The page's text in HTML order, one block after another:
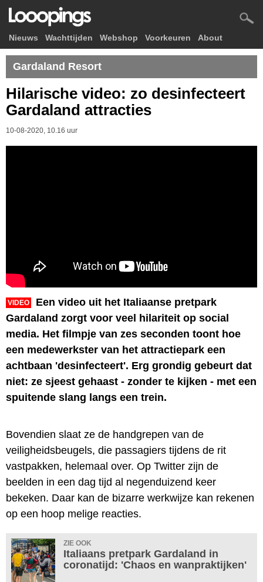
Nieuws Wachttijden Webshop Voorkeuren About
Gardaland Resort
Hilarische video: zo desinfecteert
Gardaland attracties
10-08-2020, 10.16 uur
VIDEO
Een video uit het Italiaanse pretpark
Gardaland zorgt voor veel hilariteit op social
media. Het filmpje van zes seconden toont hoe
een medewerkster van het attractiepark een
achtbaan 'desinfecteert'. Erg grondig gebeurt dat
niet: ze sjeest gehaast - zonder te kijken - met een
spuitende slang langs een trein.
Bovendien slaat ze de handgrepen van de
veiligheidsbeugels, die passagiers tijdens de rit
vastpakken, helemaal over. Op Twitter zijn de
beelden in een dag tijd al negenduizend keer
bekeken. Daar kan de bizarre werkwijze kan rekenen
op een hoop melige reacties.
ZIE OOK
Italiaans pretpark Gardaland in
coronatijd: 'Chaos en wanpraktijken'